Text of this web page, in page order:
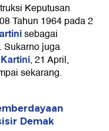
Keputusan
Tahun 1964 pada 2
sebagai
Sukarno juga
, 21 April,
sekarang.
Demak